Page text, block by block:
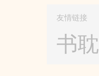
友情链接
书耽